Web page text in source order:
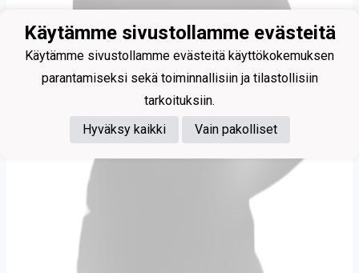
Käytämme sivustollamme evästeitä
Käytämme sivustollamme evästeitä käyttökokemuksen
parantamiseksi sekä toiminnallisiin ja tilastollisiin
tarkoituksiin.
Hyväksy kaikki
Vain pakolliset